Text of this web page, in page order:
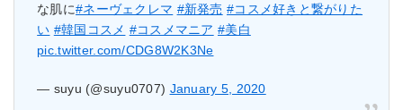
な肌に#ネーヴェクレマ #新発売 #コスメ好きと繋がりた
い #韓国コスメ #コスメマニア #美白
pic.twitter.com/CDG8W2K3Ne
— suyu (@suyu0707) January 5, 2020